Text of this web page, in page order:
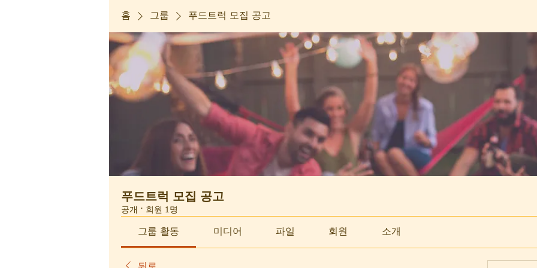
홈 그룹 푸드트럭 모집 공고
푸드트럭 모집 공고
공개 · 회원 1명
그룹 활동 미디어 파일 회원 소개